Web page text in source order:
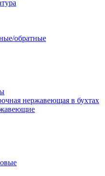
обратные
нержавеющая в бухтах